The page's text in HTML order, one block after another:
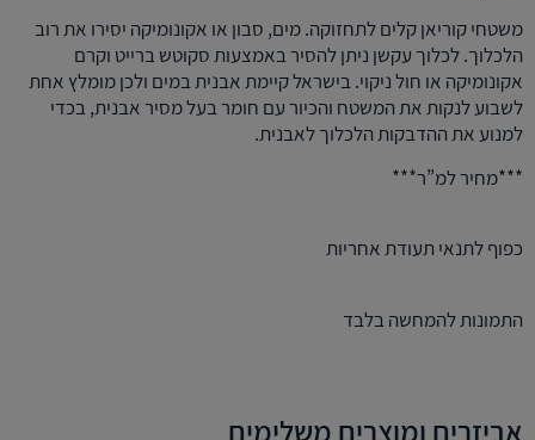
משטחי קוריאן קלים לתחזוקה. מים, סבון או אקונומיקה יסירו את רוב
הלכלוך. לכלוך עקשן ניתן להסיר באמצעות סקוטש ברייט וקרם
אקונומיקה או חול ניקוי. בישראל קיימת אבנית במים ולכן מומלץ אחת
לשבוע לנקות את המשטח והכיור עם חומר בעל מסיר אבנית, בכדי
למנוע את ההדבקות הלכלוך לאבנית.
***מחיר למ”ר***
כפוף לתנאי תעודת אחריות
התמונות להמחשה בלבד
אביזרים ומוצרים משלימים